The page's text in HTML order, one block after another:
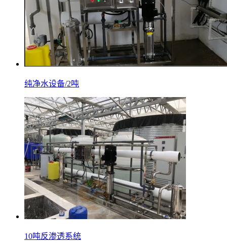
纯净水设备/2吨
10吨反渗透系统